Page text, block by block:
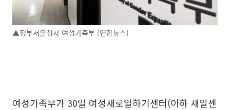
▲정부서울청사 여성가족부 (연합뉴스)
여성가족부가 30일 여성새로일하기센터(이하 새일센